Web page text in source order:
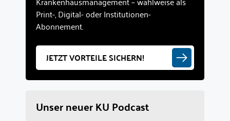
Print-, Digital- oder Institutionen-
Abonnement.
JETZT VORTEILE SICHERN!
Unser neuer KU Podcast